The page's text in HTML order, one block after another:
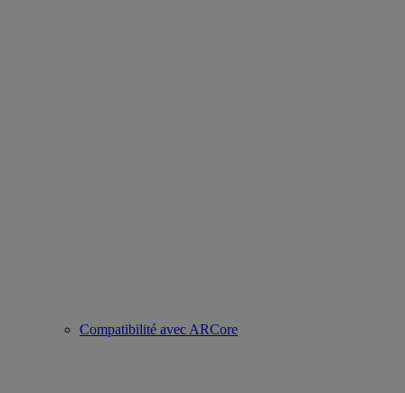
Compatibilité avec ARCore